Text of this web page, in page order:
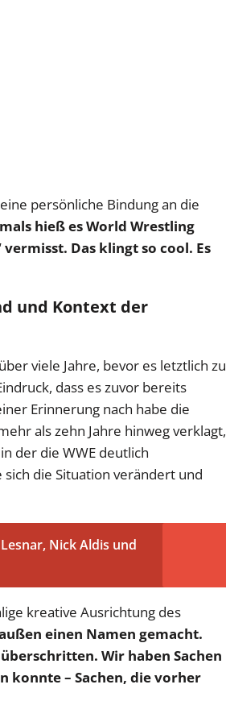
persönliche Bindung an die
hieß es World Wrestling
Das klingt so cool. Es
und Kontext der
viele Jahre, bevor es letztlich zu
dass es zuvor bereits
Erinnerung nach habe die
als zehn Jahre hinweg verklagt,
der die WWE deutlich
die Situation verändert und
Nick Aldis und
kreative Ausrichtung des
einen Namen gemacht.
Wir haben Sachen
konnte – Sachen, die vorher